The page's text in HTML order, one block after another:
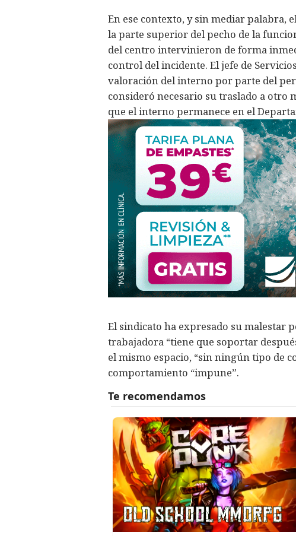
En ese contexto, y sin mediar
la parte superior del pecho de la
del centro intervinieron de forma
control del incidente. El jefe de
valoración del interno por parte del
consideró necesario su traslado a
que el interno permanece en el
El sindicato ha expresado su malestar
trabajadora “tiene que soportar
el mismo espacio, “sin ningún tipo de
comportamiento “impune”.